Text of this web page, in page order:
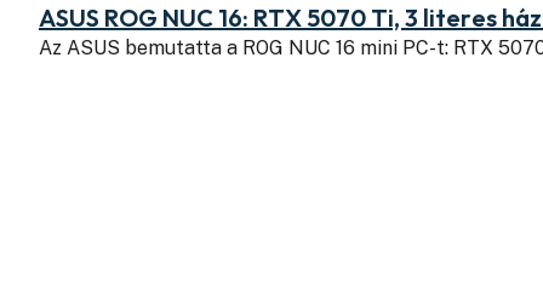
ASUS ROG NUC 16: RTX 5070 Ti, 3 literes
Az ASUS bemutatta a ROG NUC 16 mini PC-t: RTX